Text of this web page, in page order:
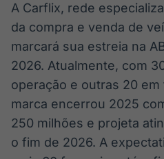
A Carflix, rede
da compra e venda de
marcará sua estreia na
2026. Atualmente, com
operação e outras 20
marca encerrou 2025
250 milhões e projeta
o fim de 2026. A